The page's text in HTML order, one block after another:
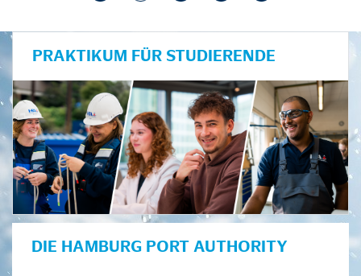
PRAKTIKUM FÜR STUDIERENDE
DIE HAMBURG PORT AUTHORITY